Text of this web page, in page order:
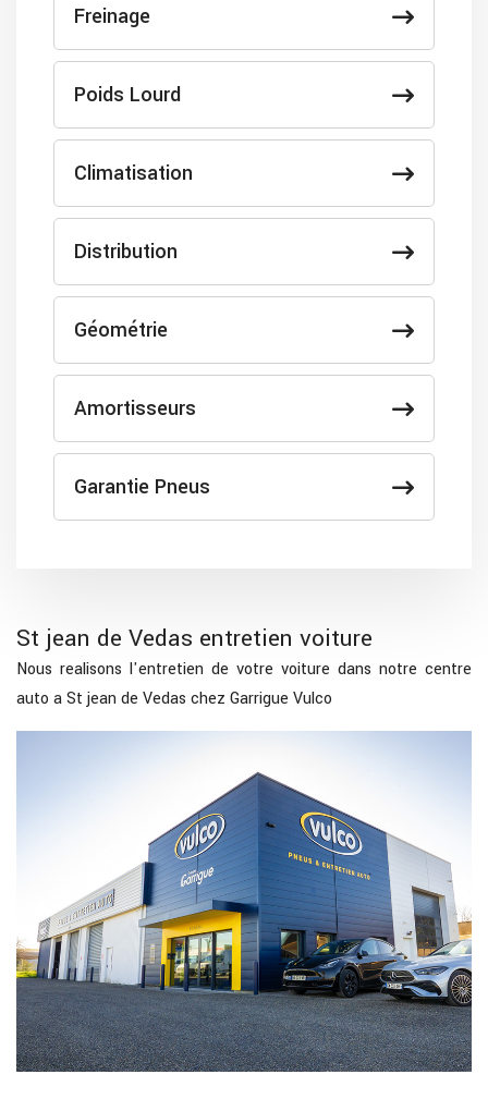
Freinage
Poids Lourd
Climatisation
Distribution
Géométrie
Amortisseurs
Garantie Pneus
St jean de Vedas entretien voiture
Nous realisons l'entretien de votre voiture dans notre centre
auto a St jean de Vedas chez Garrigue Vulco